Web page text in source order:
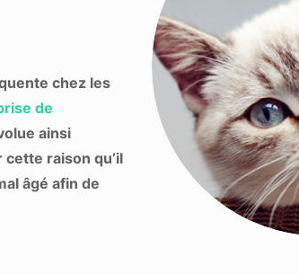
chez les
de
ainsi
cette raison qu’il
âgé afin de